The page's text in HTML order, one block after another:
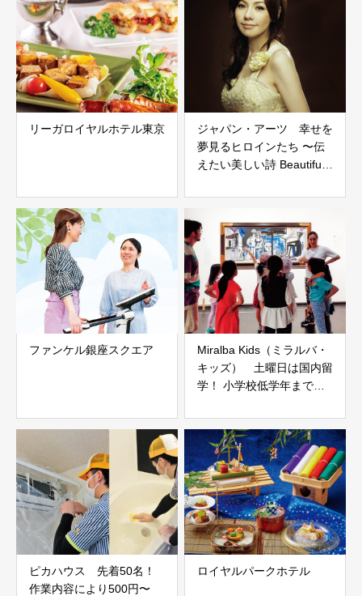
リーガロイヤルホテル東京
ジャパン・アーツ 幸せを
夢見るヒロインたち 〜伝
えたい美しい詩 Beautiful
ファンケル銀座スクエア
Miralba Kids（ミラルバ・
キッズ） 土曜日は国内留
学！ 小学校低学年までの
ピカハウス 先着50名！
作業内容により500円〜
ロイヤルパークホテル